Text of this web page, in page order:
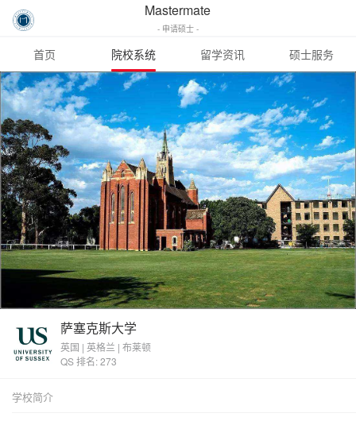
Mastermate
- 申请硕士 -
首页 院校系统 留学资讯 硕士服务
萨塞克斯大学
英国 | 英格兰 | 布莱顿
QS 排名: 273
学校简介